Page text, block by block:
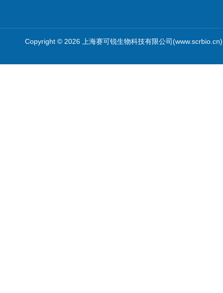
Copyright © 2026 上海赛可锐生物科技有限公司